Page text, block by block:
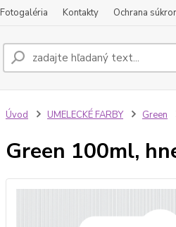
Fotogaléria Kontakty Ochrana
Úvod UMELECKÉ FARBY Green
Green 100ml,